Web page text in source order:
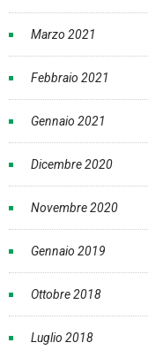
Marzo 2021
Febbraio 2021
Gennaio 2021
Dicembre 2020
Novembre 2020
Gennaio 2019
Ottobre 2018
Luglio 2018